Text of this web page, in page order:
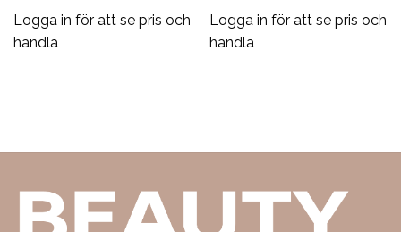
Logga in för att se pris och
handla
Logga in för att se pris och
handla